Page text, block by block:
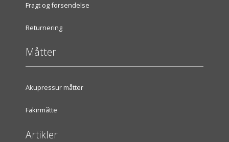
Fragt og forsendelse
Returnering
Måtter
Akupressur måtter
Fakirmåtte
Artikler